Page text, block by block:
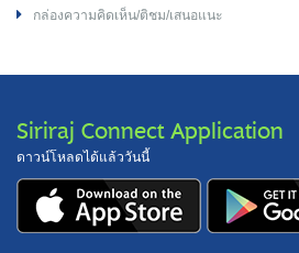
กล่องความคิดเห็น/ติชม/เสนอแนะ
Siriraj Connect Application
ดาวน์โหลดได้แล้ววันนี้